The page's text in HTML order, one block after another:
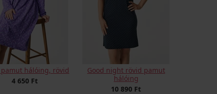
pamut hálóing, rövid
4 650 Ft
Good night rövid pamut
hálóing
10 890 Ft